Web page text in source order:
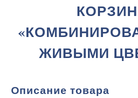
ЖИВЫМИ
Описание товара